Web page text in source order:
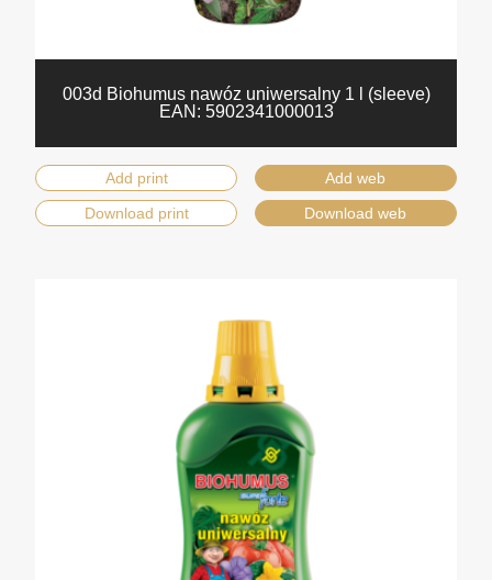
003d Biohumus nawóz uniwersalny 1 l (sleeve)
EAN: 5902341000013
Add print
Add web
Download print
Download web